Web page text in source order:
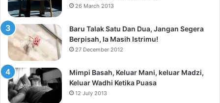
26 March 2013
Baru Talak Satu Dan Dua, Jangan Segera
Berpisah, Ia Masih Istrimu!
27 December 2012
Mimpi Basah, Keluar Mani, keluar Madzi,
Keluar Wadhi Ketika Puasa
12 July 2013